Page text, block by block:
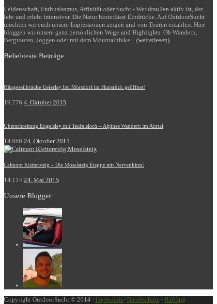
Leidenschaft, Enthusiasmus, Affinität oder Sucht - Wer draußen aktiv ist, der
lebt und erlebt intensiver. Die Natur hinterlässt Eindrücke. Auf OutdoorSucht
möchten wir euch unsere Impressionen zeigen und von Touren erzählen. Hier
bloggen wir unsere ganz persönlichen Wege und Highlights. Ob Wandern,
Bergtouren, Joggen oder mit dem Mountainbike... (weiterlesen)
Beliebteste Beiträge
Hängeseilbrücke Geierlay bei Mörsdorf im Hunsrück geöffnet!
19.776 4. Oktober 2015
Überschreitung Engelsley mit Teufelsloch – Alpines Wandern im Ahrtal
14.660 24. Oktober 2015
Calmont Klettersteig – Die Moselsteig Etappe mit Nervenkitzel
14.124 24. Mai 2015
Unsere Blogger
Copyright OutdoorSucht © 2014 - Impressum- Datenschutz - Haftung